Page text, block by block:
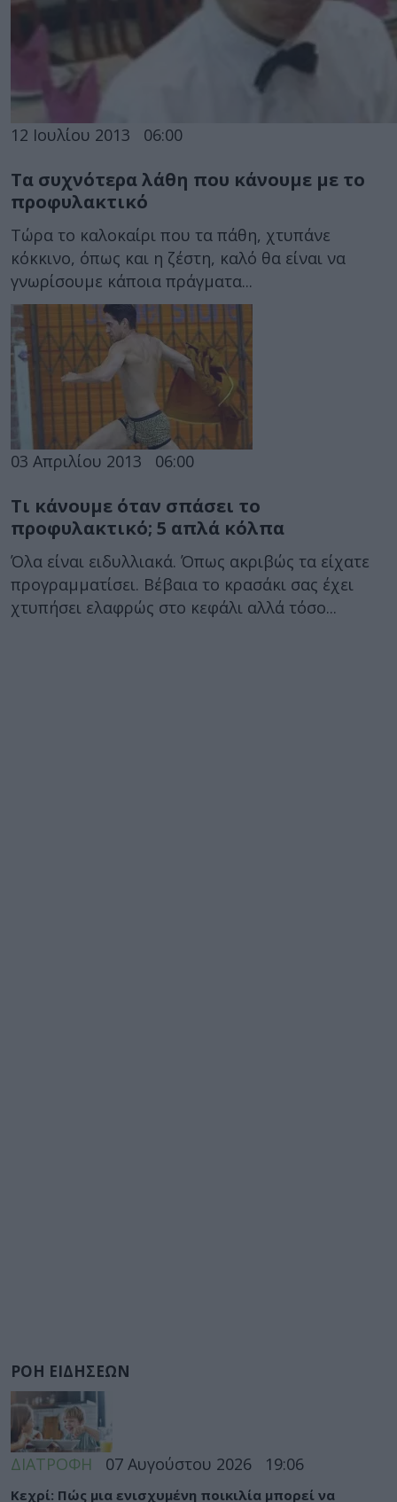
12 Ιουλίου 2013 06:00
Τα συχνότερα λάθη που κάνουμε με το
προφυλακτικό
Τώρα το καλοκαίρι που τα πάθη, χτυπάνε
κόκκινο, όπως και η ζέστη, καλό θα είναι να
γνωρίσουμε κάποια πράγματα...
03 Απριλίου 2013 06:00
Τι κάνουμε όταν σπάσει το
προφυλακτικό; 5 απλά κόλπα
Όλα είναι ειδυλλιακά. Όπως ακριβώς τα είχατε
προγραμματίσει. Βέβαια το κρασάκι σας έχει
χτυπήσει ελαφρώς στο κεφάλι αλλά τόσο...
ΡΟΗ ΕΙΔΗΣΕΩΝ
ΔΙΑΤΡΟΦΗ 07 Αυγούστου 2026 19:06
Κεχρί: Πώς μια ενισχυμένη ποικιλία μπορεί να